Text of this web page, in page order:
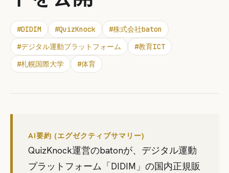
#DIDIM #QuizKnock #株式会社baton
#デジタル運動プラットフォーム #教育ICT
#札幌国際大学 #体育
AI要約 (エグゼクティブサマリー)
QuizKnock運営のbatonが、デジタル運動
プラットフォーム「DIDIM」の国内正規販